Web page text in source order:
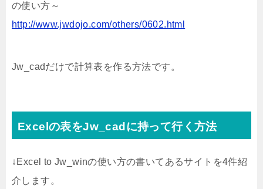
の使い方～
http://www.jwdojo.com/others/0602.html
Jw_cadだけで計算表を作る方法です。
Excelの表をJw_cadに持って行く方法
↓Excel to Jw_winの使い方の書いてあるサイトを4件紹
介します。